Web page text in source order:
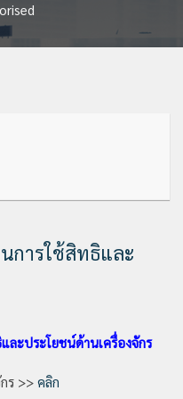
การใช้สิทธิและ
ละประโยชน์ด้านเครื่องจักร
ร >> คลิก